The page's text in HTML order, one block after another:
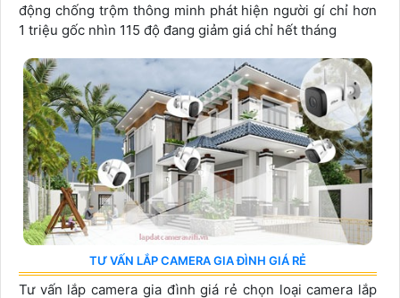
động chống trộm thông minh phát hiện người gí chỉ hơn
1 triệu gốc nhìn 115 độ đang giảm giá chỉ hết tháng
TƯ VẤN LẮP CAMERA GIA ĐÌNH GIÁ RẺ
Tư vấn lắp camera gia đình giá rẻ chọn loại camera lắp